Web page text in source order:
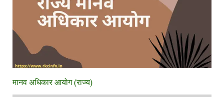
मानव अधिकार आयोग (राज्य)